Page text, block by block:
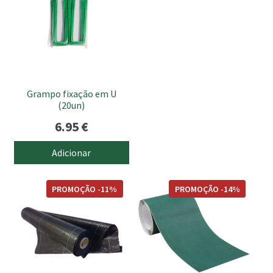
Grampo fixação em U
(20un)
6.95€
Adicionar
PROMOÇÃO -11%
has
multiple
variants.
PROMOÇÃO -14%